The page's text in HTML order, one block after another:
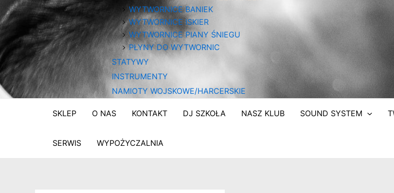
WYTWORNICE BANIEK
WYTWORNICE ISKIER
WYTWORNICE PIANY ŚNIEGU
PŁYNY DO WYTWORNIC
STATYWY
INSTRUMENTY
NAMIOTY WOJSKOWE/HARCERSKIE
SKLEP O NAS KONTAKT DJ SZKOŁA NASZ KLUB SOUND SYSTEM
SERWIS WYPOŻYCZALNIA